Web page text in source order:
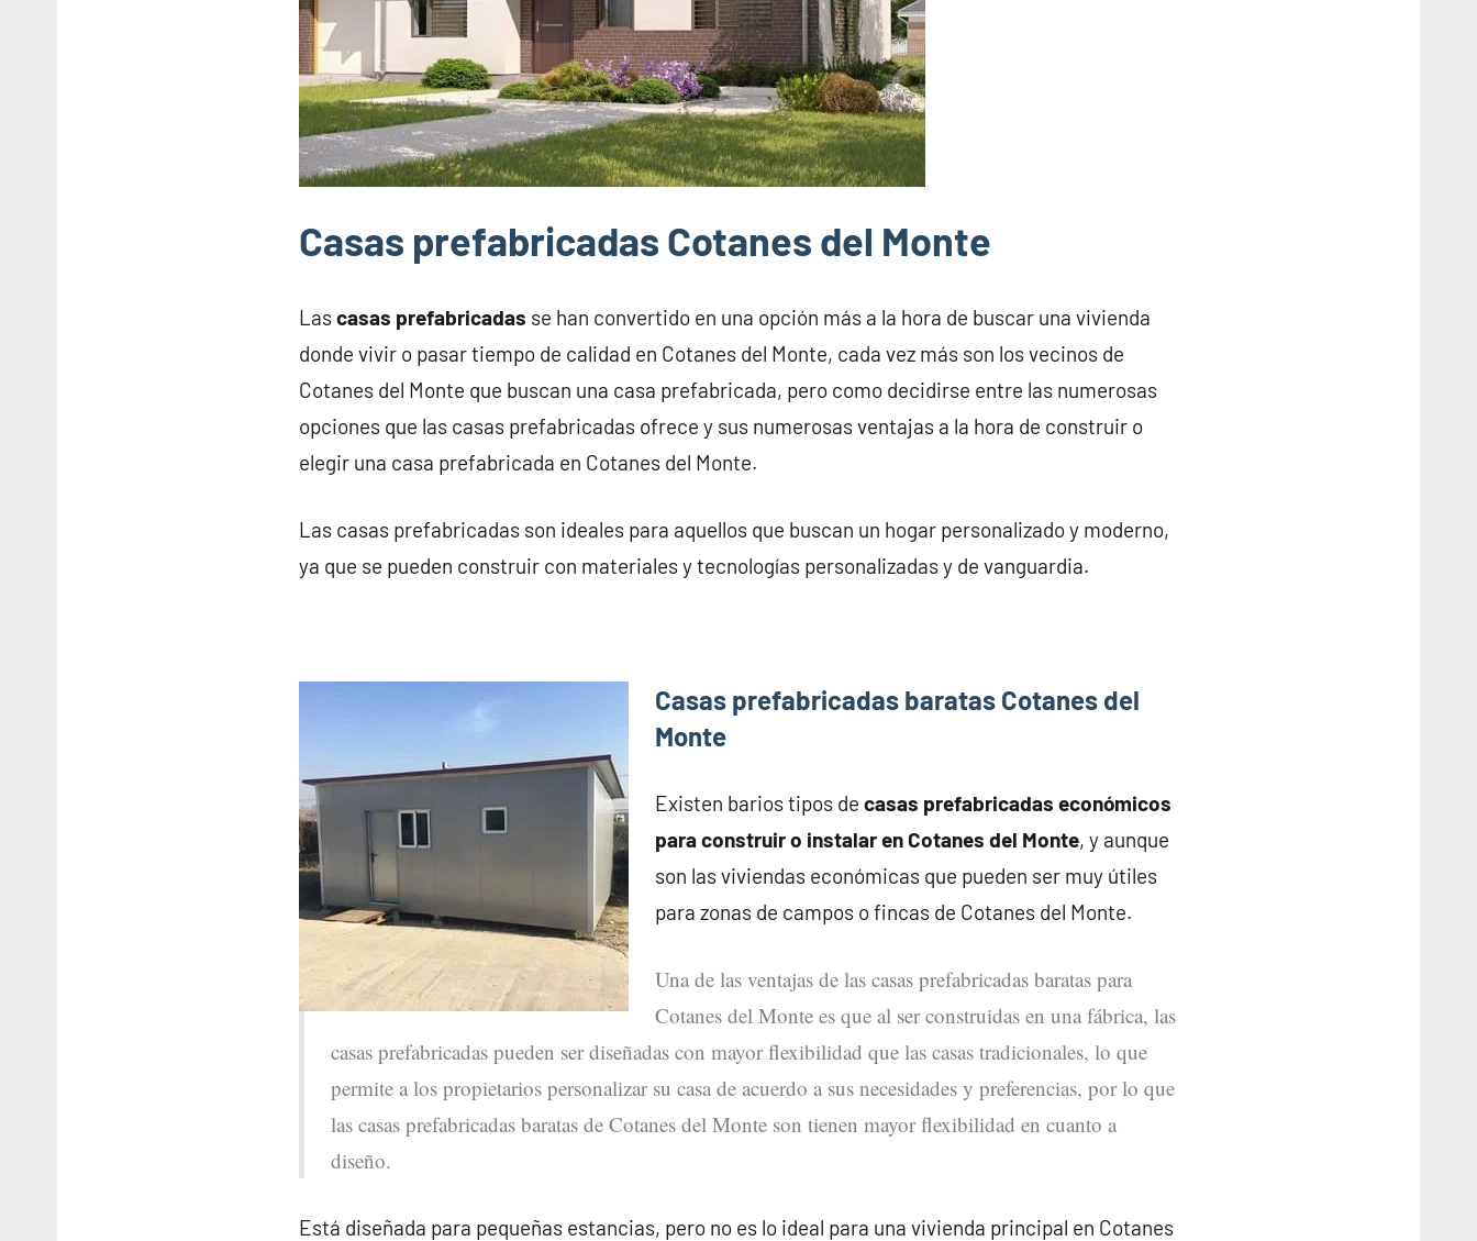
Casas prefabricadas Cotanes del Monte
Lascasas prefabricadas se han convertido en una opción más a la hora de buscar una vivienda
donde vivir o pasar tiempo de calidad en Cotanes del Monte, cada vez más son los vecinos de
Cotanes del Monte que buscan una casa prefabricada, pero como decidirse entre las numerosas
opciones que las casas prefabricadas ofrece y sus numerosas ventajas a la hora de construir o
elegir una casa prefabricada en Cotanes del Monte.
Las casas prefabricadas son ideales para aquellos que buscan un hogar personalizado y moderno,
ya que se pueden construir con materiales y tecnologías personalizadas y de vanguardia.
Casas prefabricadas baratas Cotanes del
Monte
Existen barios tipos de casas prefabricadas económicos
para construir o instalar en Cotanes del Monte, y aunque
son las viviendas económicas que pueden ser muy útiles
para zonas de campos o fincas de Cotanes del Monte.
Una de las ventajas de las casas prefabricadas baratas para
Cotanes del Monte es que al ser construidas en una fábrica, las
casas prefabricadas pueden ser diseñadas con mayor flexibilidad que las casas tradicionales, lo que
permite a los propietarios personalizar su casa de acuerdo a sus necesidades y preferencias, por lo que
las casas prefabricadas baratas de Cotanes del Monte son tienen mayor flexibilidad en cuanto a
diseño.
Está diseñada para pequeñas estancias, pero no es lo ideal para una vivienda principal en Cotanes